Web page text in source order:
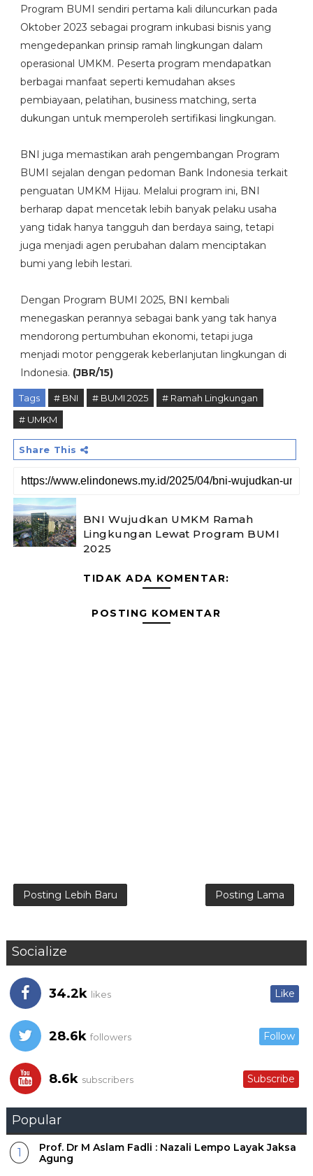
Program BUMI sendiri pertama kali diluncurkan pada
Oktober 2023 sebagai program inkubasi bisnis yang
mengedepankan prinsip ramah lingkungan dalam
operasional UMKM. Peserta program mendapatkan
berbagai manfaat seperti kemudahan akses
pembiayaan, pelatihan, business matching, serta
dukungan untuk memperoleh sertifikasi lingkungan.
BNI juga memastikan arah pengembangan Program
BUMI sejalan dengan pedoman Bank Indonesia terkait
penguatan UMKM Hijau. Melalui program ini, BNI
berharap dapat mencetak lebih banyak pelaku usaha
yang tidak hanya tangguh dan berdaya saing, tetapi
juga menjadi agen perubahan dalam menciptakan
bumi yang lebih lestari.
Dengan Program BUMI 2025, BNI kembali
menegaskan perannya sebagai bank yang tak hanya
mendorong pertumbuhan ekonomi, tetapi juga
menjadi motor penggerak keberlanjutan lingkungan di
Indonesia. (JBR/15)
Tags # BNI # BUMI 2025
# Ramah Lingkungan
# UMKM
Share This
BNI Wujudkan UMKM Ramah
Lingkungan Lewat Program BUMI
2025
TIDAK ADA KOMENTAR:
POSTING KOMENTAR
Posting Lebih Baru Posting Lama
Socialize
34.2k likes Like
28.6k followers Follow
8.6k subscribers Subscribe
Popular
Prof. Dr M Aslam Fadli : Nazali Lempo Layak Jaksa
Agung